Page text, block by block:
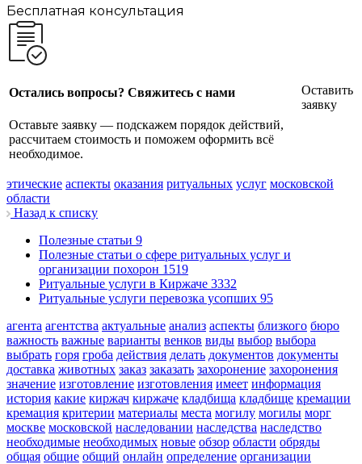
Бесплатная консультация
Остались вопросы? Свяжитесь с нами
Оставьте заявку — подскажем порядок действий,
рассчитаем стоимость и поможем оформить всё
необходимое.
Оставить
заявку
этические аспекты оказания ритуальных услуг московской
области
Назад к списку
Полезные статьи 9
Полезные статьи о сфере ритуальных услуг и
организации похорон 1519
Ритуальные услуги в Киржаче 3332
Ритуальные услуги перевозка усопших 95
агента агентства актуальные анализ аспекты близкого бюро
важность важные варианты венков виды выбор выбора
выбрать горя гроба действия делать документов документы
доставка животных заказ заказать захоронение захоронения
значение изготовление изготовления имеет информация
история какие киржач киржаче кладбища кладбище кремации
кремация критерии материалы места могилу могилы морг
москве московской наследовании наследства наследство
необходимые необходимых новые обзор области обряды
общая общие общий онлайн определение организации